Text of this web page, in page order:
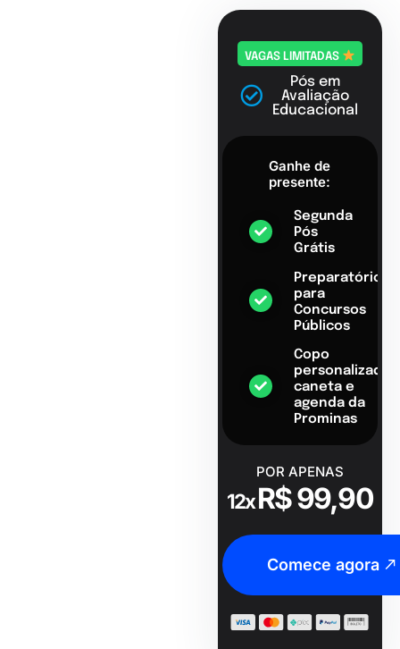
VAGAS LIMITADAS
Pós em
Avaliação
Educacional
Ganhe de
presente:
Segunda
Pós
Grátis
Preparatório
para
Concursos
Públicos
Copo
personalizado,
caneta e
agenda da
Prominas
POR APENAS
12xR$ 99,90
Comece agora